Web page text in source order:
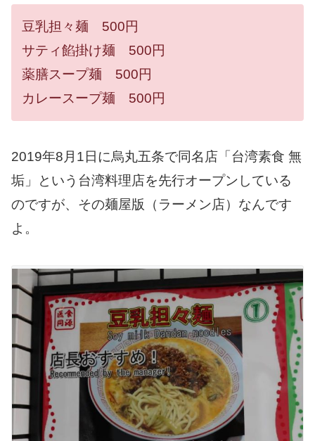
豆乳担々麺 500円
サティ餡掛け麺 500円
薬膳スープ麺 500円
カレースープ麺 500円
2019年8月1日に烏丸五条で同名店「台湾素食 無
垢」という台湾料理店を先行オープンしている
のですが、その麺屋版（ラーメン店）なんです
よ。